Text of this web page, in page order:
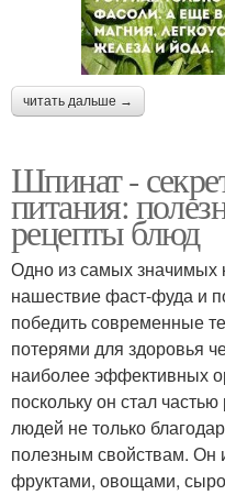
читать дальше →
Шпинат -
питания:
рецепты блюд
Одно из самых значимых
нашествие фаст-фуда и
победить современные
потерями для здоровья
наиболее эффективных
поскольку он стал
людей не только
полезным свойствам. Он
фруктами, овощами,